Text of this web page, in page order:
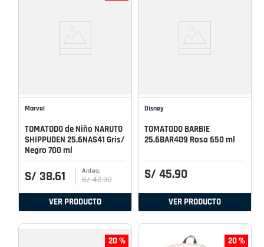
Marvel
TOMATODO de Niño NARUTO
SHIPPUDEN 25.6NAS41 Gris/
Negro 700 ml
S/ 38.61 S/ 42.90
VER PRODUCTO
Disney
TOMATODO BARBIE
25.6BAR409 Rosa 650 ml
S/ 45.90
VER PRODUCTO
20 % 20 %